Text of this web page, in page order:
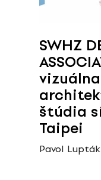
SWHZ
štúdia
Taipei
Pavol Lupták